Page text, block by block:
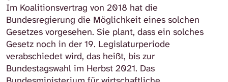
Im Koalitionsvertrag von 2018 hat die
Bundesregierung die Möglichkeit eines solchen
Gesetzes vorgesehen. Sie plant, dass ein solches
Gesetz noch in der 19. Legislaturperiode
verabschiedet wird, das heißt, bis zur
Bundestagswahl im Herbst 2021. Das